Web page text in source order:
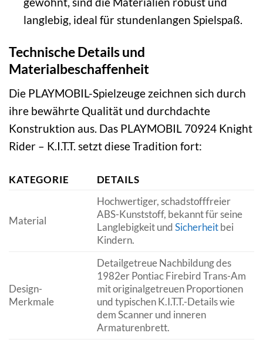
langlebig, ideal für stundenlangen Spielspaß.
Technische Details und
Materialbeschaffenheit
Die PLAYMOBIL-Spielzeuge zeichnen sich durch
ihre bewährte Qualität und durchdachte
Konstruktion aus. Das PLAYMOBIL 70924 Knight
Rider – K.I.T.T. setzt diese Tradition fort:
KATEGORIE DETAILS
Material
Hochwertiger, schadstofffreier
ABS-Kunststoff, bekannt für seine
Langlebigkeit undSicherheitbei
Kindern.
Design-
Merkmale
Detailgetreue Nachbildung des
1982er Pontiac Firebird Trans-Am
mit originalgetreuen Proportionen
und typischen K.I.T.T.-Details wie
dem Scanner und inneren
Armaturenbrett.